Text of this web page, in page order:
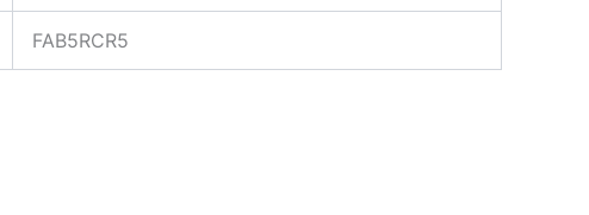
FAB5RCR5